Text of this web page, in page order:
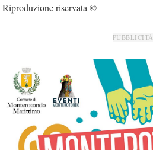
Riproduzione riservata ©
PUBBLICITÀ